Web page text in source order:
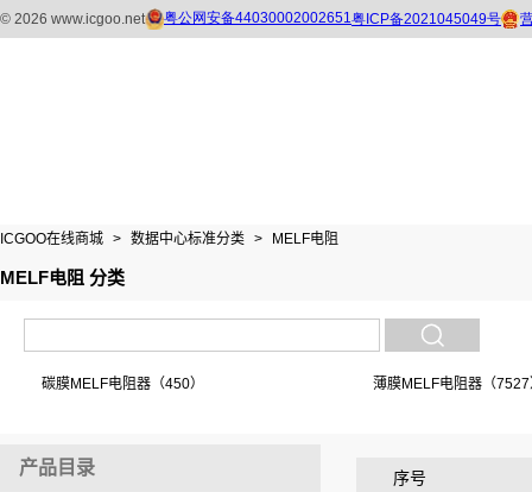
ICGOO在线商城 > 数据中心标准分类 > MELF电阻
MELF电阻 分类
碳膜MELF电阻器（450） 薄膜MELF电阻器（7527
产品目录 序号